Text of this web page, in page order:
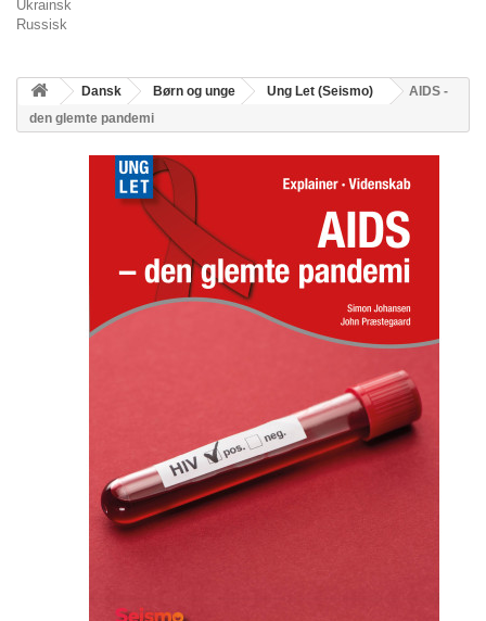
Ukrainsk
Russisk
Dansk Børn og unge Ung Let (Seismo)
AIDS -
den glemte pandemi